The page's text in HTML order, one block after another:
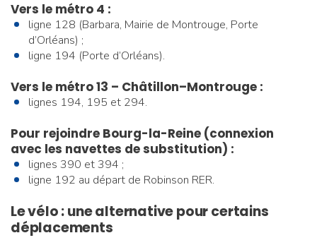
Vers le métro 4 :
ligne 128 (Barbara, Mairie de Montrouge, Porte
d’Orléans) ;
ligne 194 (Porte d’Orléans).
Vers le métro 13 – Châtillon–Montrouge :
lignes 194, 195 et 294.
Pour rejoindre Bourg-la-Reine (connexion
avec les navettes de substitution) :
lignes 390 et 394 ;
ligne 192 au départ de Robinson RER.
Le vélo : une alternative pour certains
déplacements